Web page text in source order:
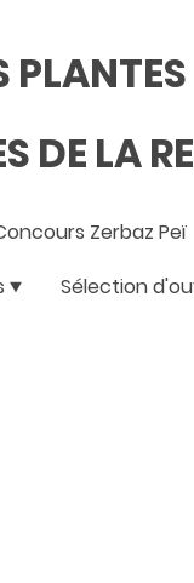
PLANTES
DE LA
Zerbaz Peï
Sélection